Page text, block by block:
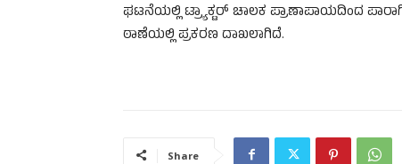
ಘಟನೆಯಲ್ಲಿ ಟ್ರ್ಯಾಕ್ಟರ್‌ ಚಾಲಕ ಪ್ರಾಣಾಪಾಯದಿಂದ
ಠಾಣೆಯಲ್ಲಿ ಪ್ರಕರಣ ದಾಖಲಾಗಿದೆ.
Share